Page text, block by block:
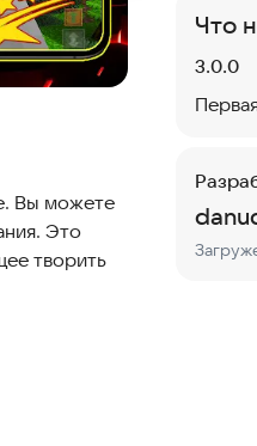
Вы можете
Это
творить
Что
3.0.0